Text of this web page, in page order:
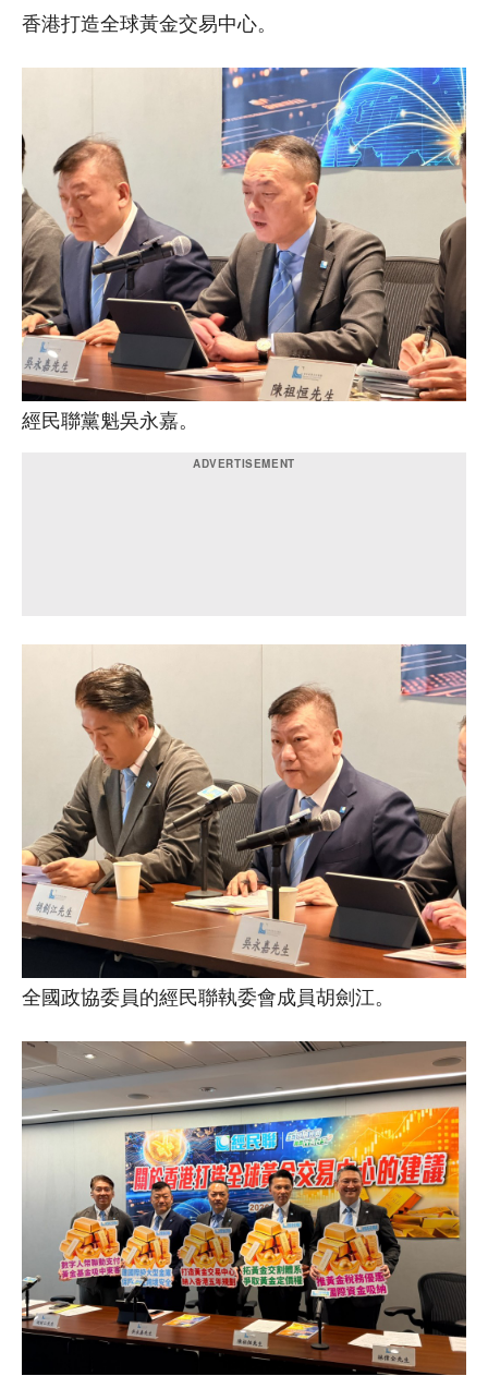
香港打造全球黃金交易中心。
經民聯黨魁吳永嘉。
全國政協委員的經民聯執委會成員胡劍江。